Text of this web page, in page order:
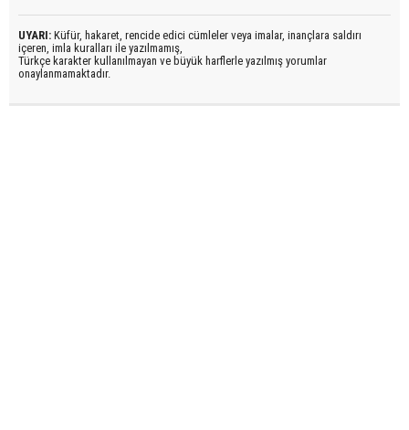
UYARI: Küfür, hakaret, rencide edici cümleler veya imalar, inançlara saldırı
içeren, imla kuralları ile yazılmamış,
Türkçe karakter kullanılmayan ve büyük harflerle yazılmış yorumlar
onaylanmamaktadır.